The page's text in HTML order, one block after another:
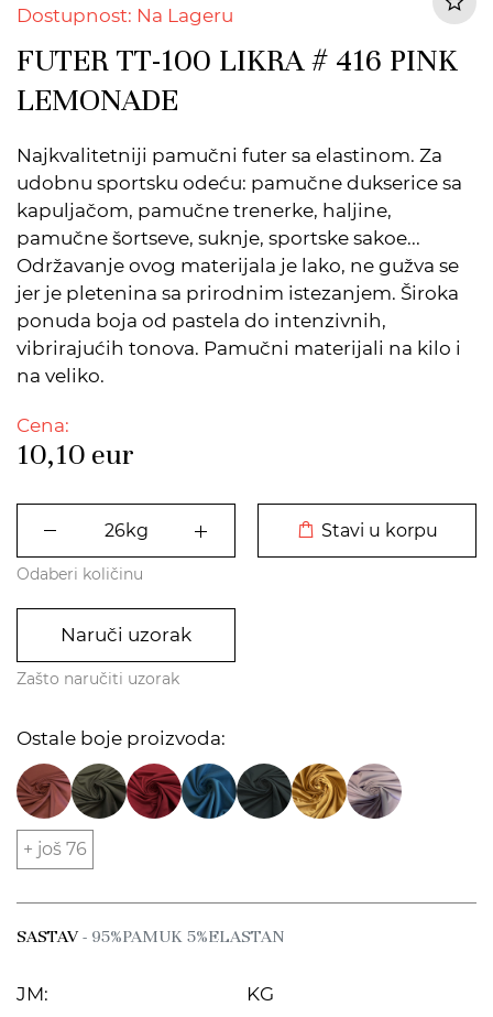
Dostupnost: Na Lageru
FUTER TT-100 LIKRA # 416 PINK
LEMONADE
Najkvalitetniji pamučni futer sa elastinom. Za
udobnu sportsku odeću: pamučne dukserice sa
kapuljačom, pamučne trenerke, haljine,
pamučne šortseve, suknje, sportske sakoe...
Održavanje ovog materijala je lako, ne gužva se
jer je pletenina sa prirodnim istezanjem. Široka
ponuda boja od pastela do intenzivnih,
vibrirajućih tonova. Pamučni materijali na kilo i
na veliko.
Cena:
10,10 eur
Stavi u korpu
Odaberi količinu
Naruči uzorak
Zašto naručiti uzorak
Ostale boje proizvoda:
+ još 76
SASTAV- 95%PAMUK 5%ELASTAN
JM:
KG